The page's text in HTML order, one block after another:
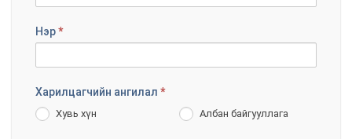
Нэр*
Харилцагчийн ангилал *
Хувь хүн Албан байгууллага